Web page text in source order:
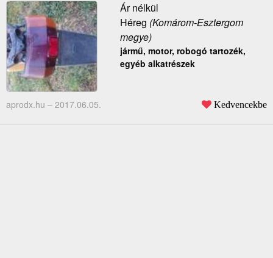
Ár nélkül
Héreg (Komárom-Esztergom
megye)
jármű, motor, robogó tartozék,
egyéb alkatrészek
aprodx.hu – 2017.06.05. Kedvencekbe